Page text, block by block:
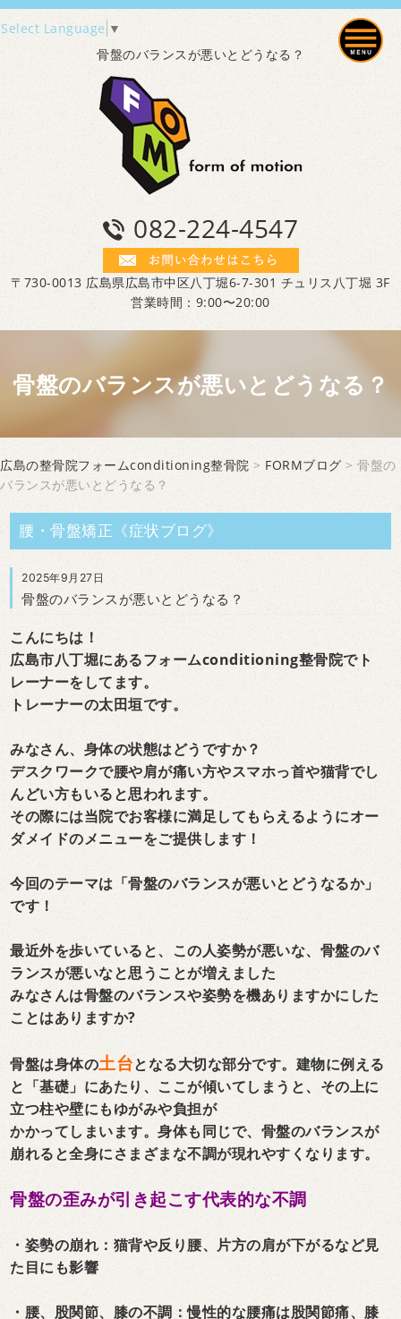
Select Language ▼
骨盤のバランスが悪いとどうなる？
082-224-4547
〒730-0013 広島県広島市中区八丁堀6-7-301 チュリス八丁堀 3F
営業時間：9:00〜20:00
骨盤のバランスが悪いとどうなる？
広島の整骨院フォームconditioning整骨院 > FORMブログ > 骨盤の
バランスが悪いとどうなる？
腰・骨盤矯正《症状ブログ》
2025年9月27日
骨盤のバランスが悪いとどうなる？
こんにちは！
広島市八丁堀にあるフォームconditioning整骨院でト
レーナーをしてます。
トレーナーの太田垣です。
みなさん、身体の状態はどうですか？
デスクワークで腰や肩が痛い方やスマホっ首や猫背でし
んどい方もいると思われます。
その際には当院でお客様に満足してもらえるようにオー
ダメイドのメニューをご提供します！
今回のテーマは「骨盤のバランスが悪いとどうなるか」
です！
最近外を歩いていると、この人姿勢が悪いな、骨盤のバ
ランスが悪いなと思うことが増えました
みなさんは骨盤のバランスや姿勢を機ありますかにした
ことはありますか?
骨盤は身体の土台となる大切な部分です。建物に例える
と「基礎」にあたり、ここが傾いてしまうと、その上に
立つ柱や壁にもゆがみや負担が
かかってしまいます。身体も同じで、骨盤のバランスが
崩れると全身にさまざまな不調が現れやすくなります。
骨盤の歪みが引き起こす代表的な不調
・姿勢の崩れ：猫背や反り腰、片方の肩が下がるなど見
た目にも影響
・腰、股関節、膝の不調：慢性的な腰痛は股関節痛、膝